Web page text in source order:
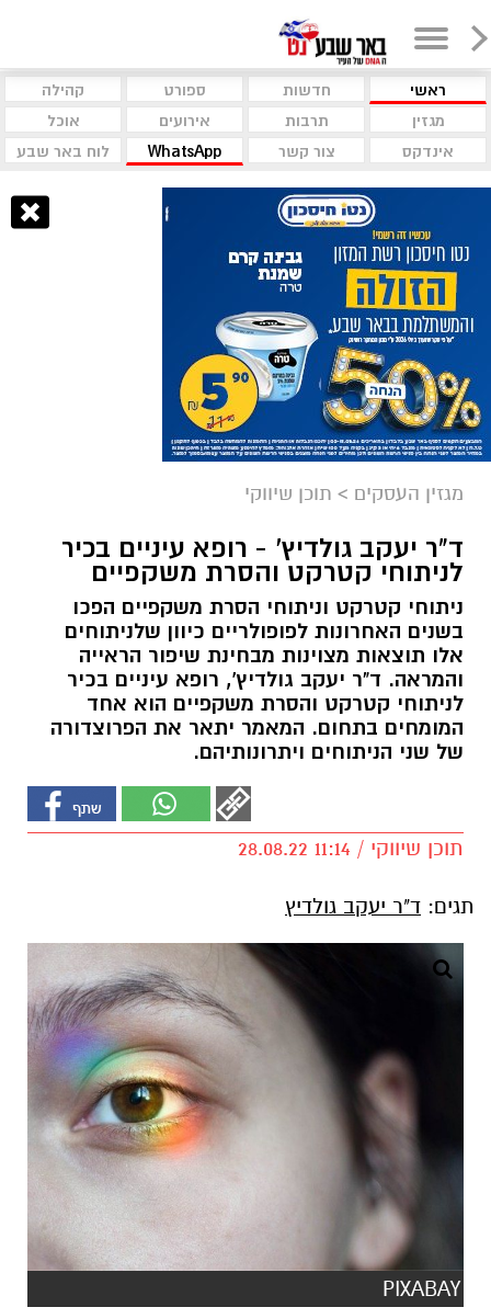
ראשי חדשות ספורט
קהילה
מגזין
תרבות אירועים
אוכל
אינדקס
צור קשר WhatsApp לוח באר שבע
מגזין העסקים > תוכן שיווקי
ד"ר יעקב גולדיץ' - רופא עיניים בכיר
לניתוחי קטרקט והסרת משקפיים
ניתוחי קטרקט וניתוחי הסרת משקפיים הפכו
בשנים האחרונות לפופולריים כיוון שלניתוחים
אלו תוצאות מצוינות מבחינת שיפור הראייה
והמראה. ד"ר יעקב גולדיץ', רופא עיניים בכיר
לניתוחי קטרקט והסרת משקפיים הוא אחד
המומחים בתחום. המאמר יתאר את הפרוצדורה
של שני הניתוחים ויתרונותיהם.
תוכן שיווקי / 11:14 28.08.22
ד"ר יעקב גולדיץ